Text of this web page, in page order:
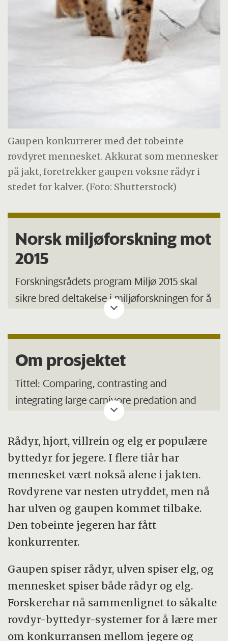
Gaupen konkurrerer med det tobeinte
rovdyret mennesket. Akkurat som mennesker
på jakt, foretrekker gaupen voksne rådyr i
stedet for kalver. (Foto: Shutterstock)
Norsk miljøforskning mot
2015
Forskningsrådets program Miljø 2015 skal
sikre bred deltakelse i miljøforskningen for å
utvikle kunnskap om sentrale miljøspørsmål
og danne grunnlag for framtidig
Om prosjektet
Tittel: Comparing, contrasting and
integrating large carnivore predation and
hunter harvest into sustainable ecosystem
management
Prosjektperiode: 2008-2011
Institusjoner: Norsk institutt for
naturforskning, Universitetet for miljø- og
biovitenskap, Høgskolen i Hedmark, Norges
teknisk-naturvitenskapelige universitet,
Sveriges lantbruksuniversitet, Scandlynx,
Rådyr, hjort, villrein og elg er populære
byttedyr for jegere. I flere tiår har
mennesket vært nokså alene i jakten.
Rovdyrene var nesten utryddet, men nå
har ulven og gaupen kommet tilbake.
Den tobeinte jegeren har fått
konkurrenter.
Gaupen spiser rådyr, ulven spiser elg, og
mennesket spiser både rådyr og elg.
Forskerehar nå sammenlignet to såkalte
rovdyr-byttedyr-systemer for å lære mer
om konkurransen mellom jegere og